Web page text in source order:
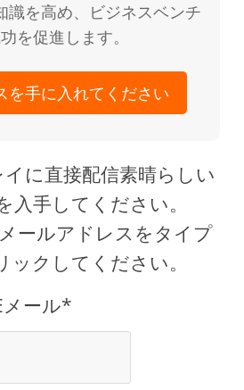
識を高め、ビジネスベンチ
を促進します。
を手に入れてください
に直接配信素晴らしい
入手してください。
ールアドレスをタイプ
ックしてください。
メール*